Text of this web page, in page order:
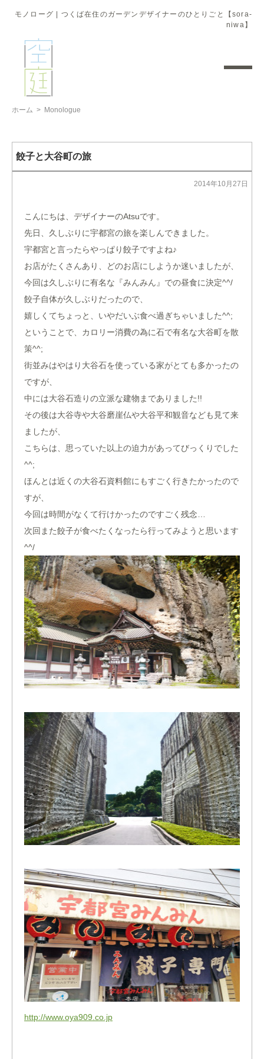
モノローグ | つくば在住のガーデンデザイナーのひとりごと【sora-
niwa】
ホーム > Monologue
餃子と大谷町の旅
2014年10月27日
こんにちは、デザイナーのAtsuです。
先日、久しぶりに宇都宮の旅を楽しんできました。
宇都宮と言ったらやっぱり餃子ですよね♪
お店がたくさんあり、どのお店にしようか迷いましたが、
今回は久しぶりに有名な『みんみん』での昼食に決定^^/
餃子自体が久しぶりだったので、
嬉しくてちょっと、いやだいぶ食べ過ぎちゃいました^^;
ということで、カロリー消費の為に石で有名な大谷町を散
策^^;
街並みはやはり大谷石を使っている家がとても多かったの
ですが、
中には大谷石造りの立派な建物までありました!!
その後は大谷寺や大谷磨崖仏や大谷平和観音なども見て来
ましたが、
こちらは、思っていた以上の迫力があってびっくりでした
^^;
ほんとは近くの大谷石資料館にもすごく行きたかったので
すが、
今回は時間がなくて行けかったのですごく残念…
次回また餃子が食べたくなったら行ってみようと思います
^^/
http://www.oya909.co.jp